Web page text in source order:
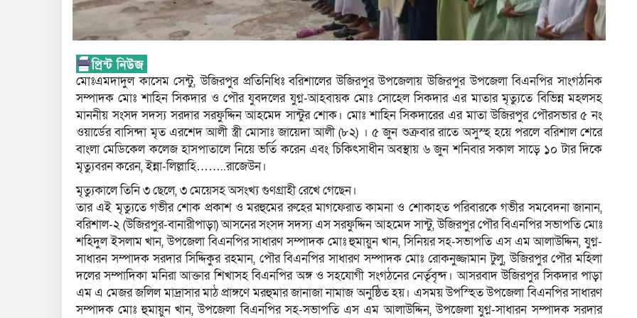
মোঃএমদাদুল কাসেম সেন্টু, উজিরপুর প্রতিনিধিঃ বরিশালের উজিরপুর উপজেলায় উজিরপুর উপজেলা বিএনপির সাংগঠনিক
সম্পাদক মোঃ শাহিন সিকদার ও পৌর যুবদলের যুগ্ন-আহবায়ক মোঃ সোহেল সিকদার এর মাতার মৃত্যুতে বিভিন্ন মহলসহ
মাননীয় সংসদ সদস্য সরদার সরফুদ্দিন আহমেদ সান্টুর শোক। মোঃ শাহিন সিকদারের এর মাতা উজিরপুর পৌরসভার ৫ নং
ওয়ার্ডের বাসিন্দা মৃত এরশেদ আলী স্ত্রী মোসাঃ জায়েদা আলী (৮২) । ৫ জুন শুক্রবার রাতে অসুস্হ হয়ে পরলে বরিশাল শেরে
বাংলা মেডিকেল কলেজ হাসপাতালে নিয়ে ভর্তি করেন এবং চিকিৎসাধীন অবস্থায় ৬ জুন শনিবার সকাল সাড়ে ১০ টার দিকে
মৃত্যুবরন করেন, ইন্না-লিল্লাহি……..রাজেউন।
মৃত্যুকালে তিনি ৩ ছেলে, ৩ মেয়েসহ অসংখ্য গুণগ্রাহী রেখে গেছেন।
তার এই মৃত্যুতে গভীর শোক প্রকাশ ও মরহুমের রুহের মাগফেরাত কামনা ও শোকাহত পরিবারকে গভীর সমবেদনা জানান,
বরিশাল-২ (উজিরপুর-বানারীপাড়া) আসনের সংসদ সদস্য এস সরফুদ্দিন আহমেদ সান্টু, উজিরপুর পৌর বিএনপির সভাপতি মোঃ
শহিদুল ইসলাম খান, উপজেলা বিএনপির সাধারণ সম্পাদক মোঃ হুমায়ুন খান, সিনিয়র সহ-সভাপতি এস এম আলাউদ্দিন, যুগ্ন-
সাধারন সম্পাদক সরদার সিদ্দিকুর রহমান, পৌর বিএনপির সাধারণ সম্পাদক মোঃ রোকনুজ্জামান টুলু, উজিরপুর পৌর মহিলা
দলের সম্পাদিকা মনিরা আক্তার শিখাসহ বিএনপির অঙ্গ ও সহযোগী সংগঠনের নের্তৃবৃন্দ। আসরবাদ উজিরপুর সিকদার পাড়া
এম এ মেজর জলিল মাদ্রাসার মাঠ প্রাঙ্গণে মরহুমার জানাজা নামাজ অনুষ্ঠিত হয়। এসময় উপস্হিত উপজেলা বিএনপির সাধারণ
সম্পাদক মোঃ হুমায়ুন খান, উপজেলা বিএনপির সহ-সভাপতি এস এম আলাউদ্দিন, উপজেলা যুগ্ন-সাধারন সম্পাদক সরদার